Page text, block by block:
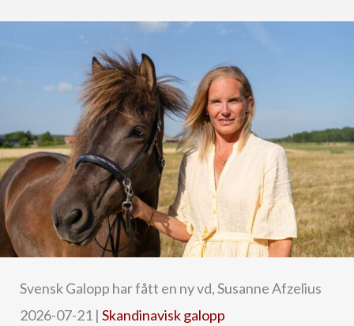
Svensk Galopp har fått en ny vd, Susanne Afzelius
2026-07-21 | Skandinavisk galopp